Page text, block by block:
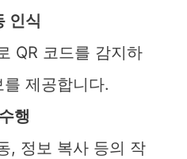
인식
QR 코드를 감지하
제공합니다.
행
, 정보 복사 등의 작